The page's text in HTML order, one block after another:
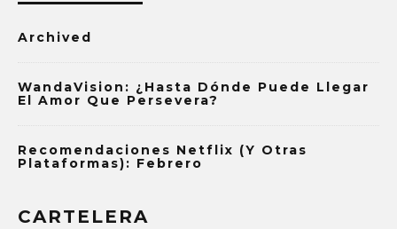
Archived
WandaVision: ¿Hasta Dónde Puede Llegar
El Amor Que Persevera?
Recomendaciones Netflix (y Otras
Plataformas): Febrero
CARTELERA